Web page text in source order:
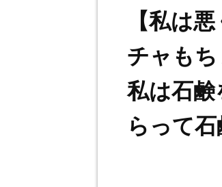
【私は
チャもち
私は石
らって